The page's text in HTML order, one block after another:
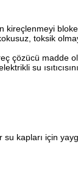
kireçlenmeyi
toksik
çözücü madde
su
su kapları için